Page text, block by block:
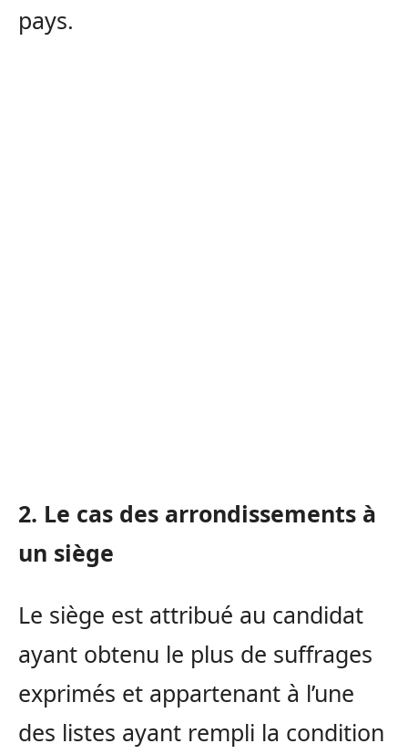
pays.
2. Le cas des arrondissements à
un siège
Le siège est attribué au candidat
ayant obtenu le plus de suffrages
exprimés et appartenant à l’une
des listes ayant rempli la condition